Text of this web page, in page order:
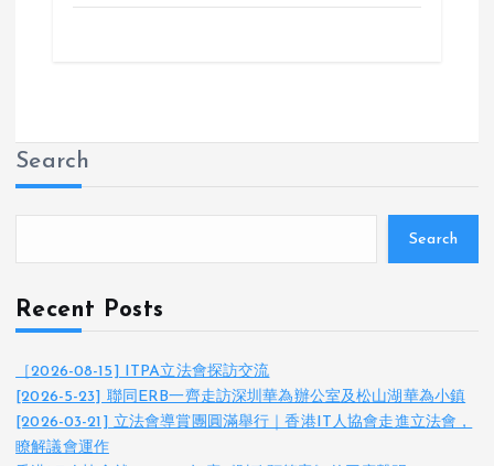
Search
Search
Recent Posts
［2026-08-15] ITPA立法會探訪交流
[2026-5-23] 聯同ERB一齊走訪深圳華為辦公室及松山湖華為小鎮
[2026-03-21] 立法會導賞團圓滿舉行｜香港IT人協會走進立法會，
瞭解議會運作